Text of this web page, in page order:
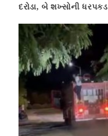
દરોડા, બે શખ્સોની ધરપકડ